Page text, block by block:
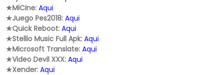
★MiCine: Aqui
★Juego Pes2018: Aqui
★Quick Reboot: Aqui
★Stellio Music Full Apk: Aqui
★Microsoft Translate: Aqui
★Video Devil XXX: Aqui
★Xender: Aqui